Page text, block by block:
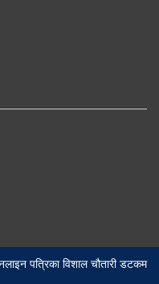
पत्रिका विशाल चौतारी डटकम